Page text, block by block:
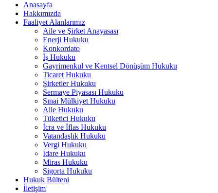
Anasayfa
Hakkımızda
Faaliyet Alanlarımız
Aile ve Şirket Anayasası
Enerji Hukuku
Konkordato
İş Hukuku
Gayrimenkul ve Kentsel Dönüşüm Hukuku
Ticaret Hukuku
Şirketler Hukuku
Sermaye Piyasası Hukuku
Sınai Mülkiyet Hukuku
Aile Hukuku
Tüketici Hukuku
İcra ve İflas Hukuku
Vatandaşlık Hukuku
Vergi Hukuku
İdare Hukuku
Miras Hukuku
Sigorta Hukuku
Hukuk Bülteni
İletişim